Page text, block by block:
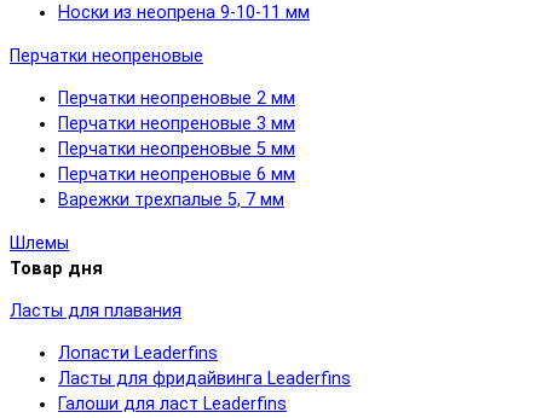
Носки из неопрена 9-10-11 мм
Перчатки неопреновые
Перчатки неопреновые 2 мм
Перчатки неопреновые 3 мм
Перчатки неопреновые 5 мм
Перчатки неопреновые 6 мм
Варежки трехпалые 5, 7 мм
Шлемы
Товар дня
Ласты для плавания
Лопасти Leaderfins
Ласты для фридайвинга Leaderfins
Галоши для ласт Leaderfins